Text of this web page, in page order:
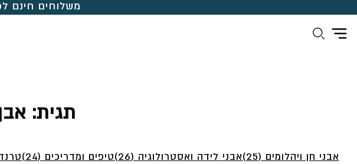
משלוחים חינם לכל הארץ | 12
תגית:
אבני חן ויהלומים (25) אבני לידה ואסטרולוגיה (26) טיפים ומדריכים (24)